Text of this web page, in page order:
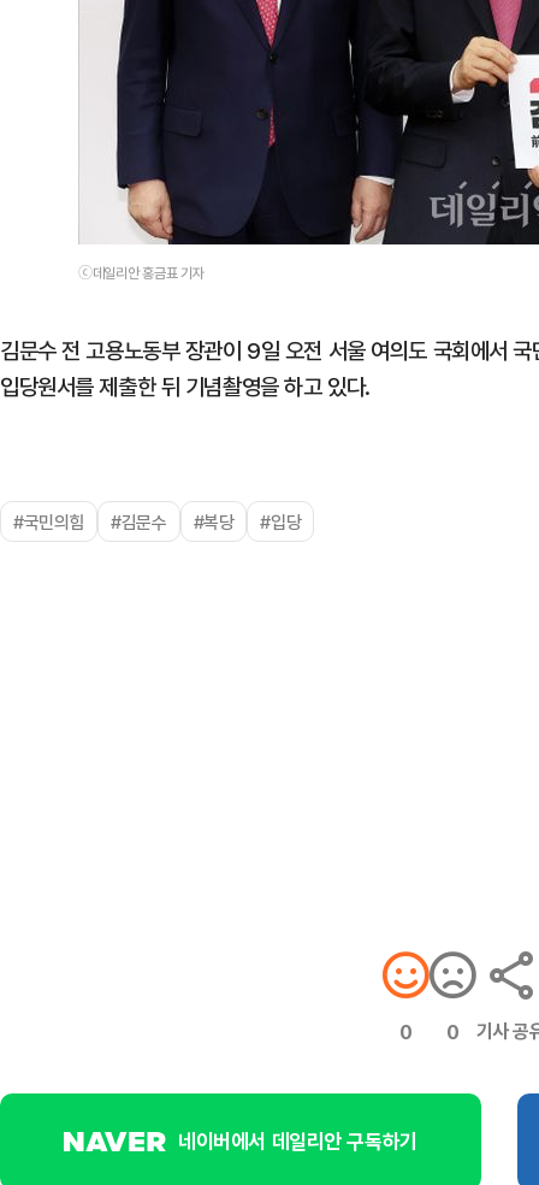
ⓒ데일리안 홍금표 기자
김문수 전 고용노동부 장관이 9일 오전 서울 여의도 국회에서
입당원서를 제출한 뒤 기념촬영을 하고 있다.
#국민의힘 #김문수 #복당 #입당
0 0 기사 공
네이버에서 데일리안 구독하기